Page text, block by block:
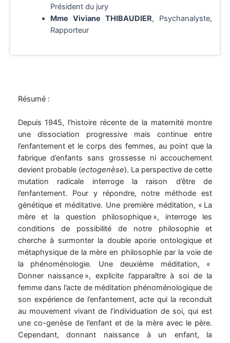
Président du jury
Mme Viviane THIBAUDIER, Psychanalyste,
Rapporteur
Résumé :
Depuis 1945, l’histoire récente de la maternité montre
une dissociation progressive mais continue entre
l’enfantement et le corps des femmes, au point que la
fabrique d’enfants sans grossesse ni accouchement
devient probable (ectogenèse). La perspective de cette
mutation radicale interroge la raison d’être de
l’enfantement. Pour y répondre, notre méthode est
génétique et méditative. Une première méditation, « La
mère et la question philosophique », interroge les
conditions de possibilité de notre philosophie et
cherche à surmonter la double aporie ontologique et
métaphysique de la mère en philosophie par la voie de
la phénoménologie. Une deuxième méditation, «
Donner naissance », explicite l’apparaître à soi de la
femme dans l’acte de méditation phénoménologique de
son expérience de l’enfantement, acte qui la reconduit
au mouvement vivant de l’individuation de soi, qui est
une co-genèse de l’enfant et de la mère avec le père.
Cependant, donnant naissance à un enfant, la